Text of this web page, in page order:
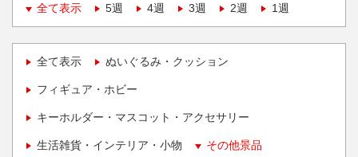
全て表示
5週 4週 3週 2週 1週
全て表示 ぬいぐるみ・クッション
フィギュア・ホビー
キーホルダー・マスコット・アクセサリー
生活雑貨・インテリア・小物 その他景品